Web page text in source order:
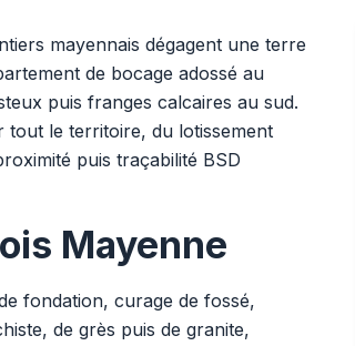
mayennais dégagent une terre
de bocage adossé au
puis franges calcaires au sud.
le territoire, du lotissement
puis traçabilité BSD
Mayenne
fondation, curage de fossé,
de grès puis de granite,